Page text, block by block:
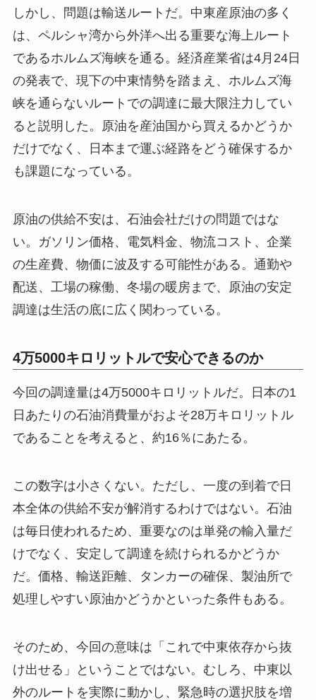
しかし、問題は輸送ルートだ。中東産原油の多く
は、ペルシャ湾から外洋へ出る重要な海上ルート
であるホルムズ海峡を通る。経済産業省は4月24日
の発表で、現下の中東情勢を踏まえ、ホルムズ海
峡を通らないルートでの調達に最大限注力してい
ると説明した。原油を産油国から買えるかどうか
だけでなく、日本まで運ぶ経路をどう確保するか
も課題になっている。
原油の供給不安は、石油会社だけの問題ではな
い。ガソリン価格、電気料金、物流コスト、企業
の生産費、物価に波及する可能性がある。通勤や
配送、工場の稼働、冬場の暖房まで、原油の安定
調達は生活の底に広く関わっている。
4万5000キロリットルで安心できるのか
今回の調達量は4万5000キロリットルだ。日本の1
日あたりの石油消費量がおよそ28万キロリットル
であることを考えると、約16％にあたる。
この数字は小さくない。ただし、一度の到着で日
本全体の供給不安が解消するわけではない。石油
は毎日使われるため、重要なのは単発の輸入量だ
けでなく、安定して調達を続けられるかどうか
だ。価格、輸送距離、タンカーの確保、製油所で
処理しやすい原油かどうかといった条件もある。
そのため、今回の意味は「これで中東依存から抜
け出せる」ということではない。むしろ、中東以
外のルートを実際に動かし、緊急時の選択肢を増